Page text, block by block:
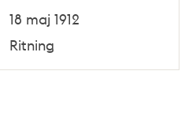
18 maj 1912
Ritning